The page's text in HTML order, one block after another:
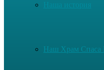
Наша история
Наш Храм Спаса